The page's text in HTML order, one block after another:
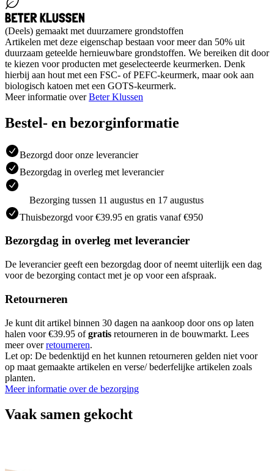
(Deels) gemaakt met duurzamere grondstoffen
Artikelen met deze eigenschap bestaan voor meer dan 50% uit
duurzaam geteelde hernieuwbare grondstoffen. We bereiken dit door
te kiezen voor producten met geselecteerde keurmerken. Denk
hierbij aan hout met een FSC- of PEFC-keurmerk, maar ook aan
biologisch katoen met een GOTS-keurmerk.
Meer informatie overBeter Klussen
Bestel- en bezorginformatie
Bezorgd door onze leverancier
Bezorgdag in overleg met leverancier
Bezorging tussen 11 augustus en 17 augustus
Thuisbezorgd voor €39.95 en gratis vanaf €950
Bezorgdag in overleg met leverancier
De leverancier geeft een bezorgdag door of neemt uiterlijk een dag
voor de bezorging contact met je op voor een afspraak.
Retourneren
Je kunt dit artikel binnen 30 dagen na aankoop door ons op laten
halen voor €39.95 ofgratis retourneren in de bouwmarkt. Lees
meer overretourneren.
Let op: De bedenktijd en het kunnen retourneren gelden niet voor
op maat gemaakte artikelen en verse/ bederfelijke artikelen zoals
planten.
Meer informatie over de bezorging
Vaak samen gekocht